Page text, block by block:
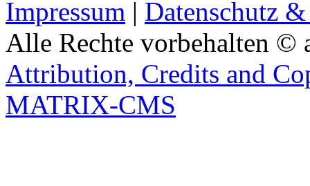
Impressum | Datenschutz
Alle Rechte vorbehalten ©
Attribution, Credits and
MATRIX-CMS